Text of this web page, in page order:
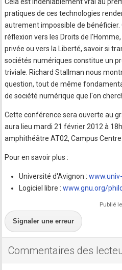
pratiques de ces technologies
autrement impossible de bénéficier.
réflexion vers les Droits de
privée ou vers la Liberté, savoir si
sociétés numériques constitue un
triviale. Richard Stallman nous
question, tout de même
de société numérique que l'on
Cette conférence sera ouverte au
aura lieu mardi 21 février 2012 à
amphithéâtre AT02, Campus
Pour en savoir plus :
Université d'Avignon :
Logiciel libre :www.gnu.org/
Publié
Signaler une erreur
Commentaires des